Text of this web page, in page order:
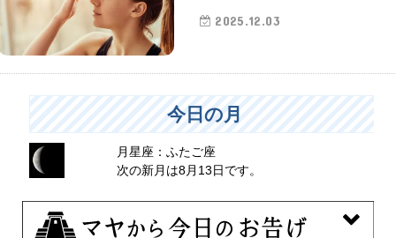
2025.12.03
今日の月
月星座：ふたご座
次の新月は8月13日です。